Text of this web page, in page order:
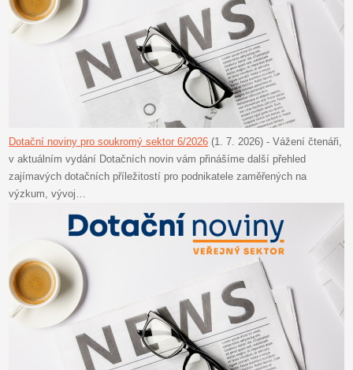
Dotační noviny pro soukromý sektor 6/2026 (1. 7. 2026) - Vážení čtenáři,
v aktuálním vydání Dotačních novin vám přinášíme další přehled
zajímavých dotačních příležitostí pro podnikatele zaměřených na
výzkum, vývoj…